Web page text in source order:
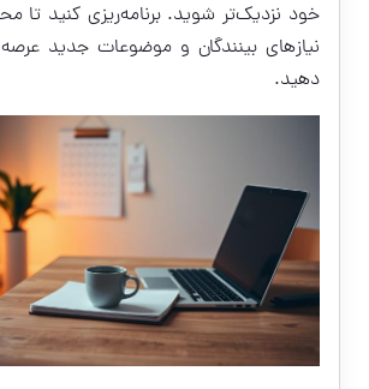
خود نزدیک‌تر شوید. برنامه‌ریزی کنید تا
نیازهای بینندگان و موضوعات جدید عرصه
دهید.